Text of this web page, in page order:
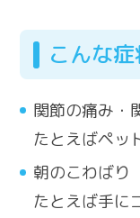
こんな
関節の痛み・
たとえばペッ
朝のこわばり
たとえば手に